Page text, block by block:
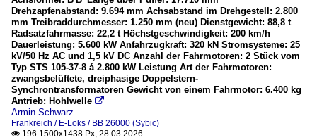
Drehzapfenabstand: 9.694 mm Achsabstand im Drehgestell: 2.800
mm Treibraddurchmesser: 1.250 mm (neu) Dienstgewicht: 88,8 t
Radsatzfahrmasse: 22,2 t Höchstgeschwindigkeit: 200 km/h
Dauerleistung: 5.600 kW Anfahrzugkraft: 320 kN Stromsysteme: 25
kV/50 Hz AC und 1,5 kV DC Anzahl der Fahrmotoren: 2 Stück vom
Typ STS 105-37-8 á 2.800 kW Leistung Art der Fahrmotoren:
zwangsbelüftete, dreiphasige Doppelstern-
Synchrontransformatoren Gewicht von einem Fahrmotor: 6.400 kg
Antrieb: Hohlwelle 
Armin Schwarz
Frankreich / E-Loks / BB 26000 (Sybic)
 196 1500x1438 Px, 28.03.2026